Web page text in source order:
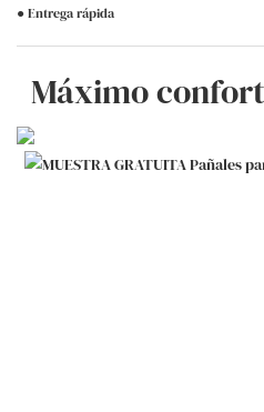
● Entrega rápida
Máximo